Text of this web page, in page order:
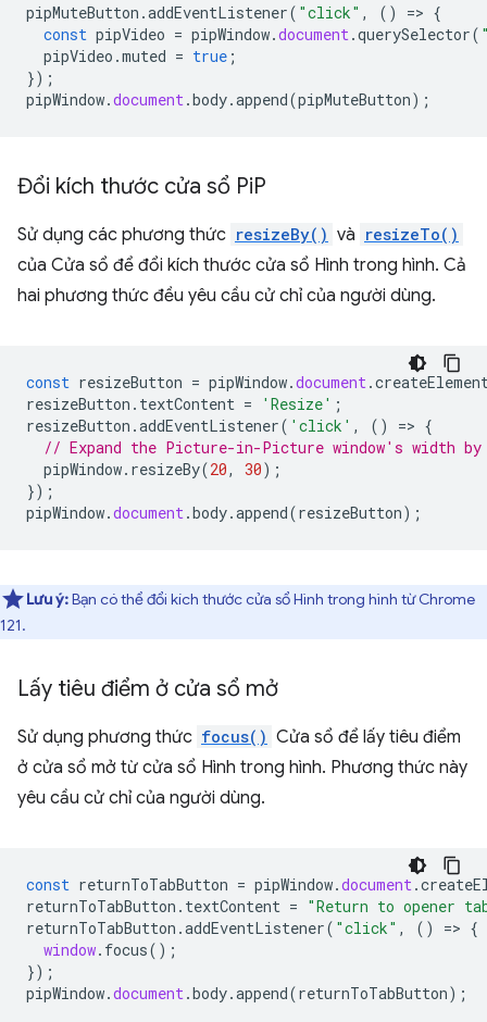
pipMuteButton .addEventListener( "click" , () => {
const pipVideo = pipWindow.document .querySelector(
pipVideo .muted = true ;
});
pipWindow.document .body.append(pipMuteButton);
Đổi kích thước cửa sổ PiP
Sử dụng các phương thức resizeBy() và resizeTo()
của Cửa sổ để đổi kích thước cửa sổ Hình trong hình. Cả
hai phương thức đều yêu cầu cử chỉ của người dùng.
const resizeButton = pipWindow.document .
resizeButton . textContent = 'Resize' ;
resizeButton .addEventListener( 'click' , () => {
// Expand the Picture-in-Picture window's width by
pipWindow. resizeBy(20, 30);
});
pipWindow.document .body.append(resizeButton);
Lưu ý:Bạn có thể đổi kích thước cửa sổ Hình trong hình từ Chrome
121.
Lấy tiêu điểm ở cửa sổ mở
Sử dụng phương thức focus() Cửa sổ để lấy tiêu điểm
ở cửa sổ mở từ cửa sổ Hình trong hình. Phương thức này
yêu cầu cử chỉ của người dùng.
const returnToTabButton = pipWindow.document .
returnToTabButton . textContent = "Return to opener
returnToTabButton .addEventListener( "click" , () => {
window. focus();
});
pipWindow.document .body.append(returnToTabButton);